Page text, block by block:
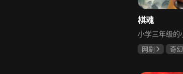
棋魂
网剧
奇幻